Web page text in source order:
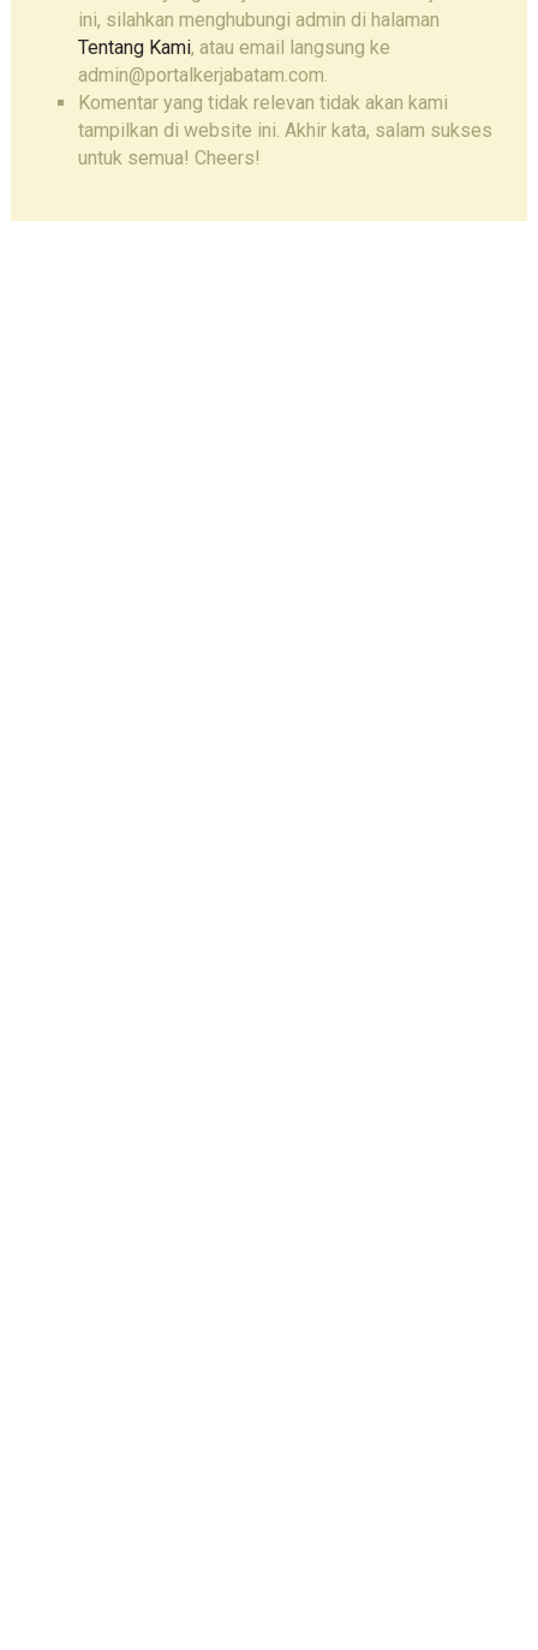
ini, silahkan menghubungi admin di halaman
Tentang Kami, atau email langsung ke
admin@portalkerjabatam.com.
Komentar yang tidak relevan tidak akan kami
tampilkan di website ini. Akhir kata, salam sukses
untuk semua! Cheers!